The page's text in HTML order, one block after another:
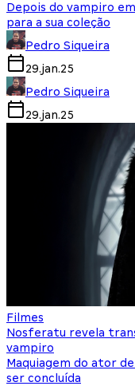
Depois do vampiro
para a sua coleção
Pedro Siqueira
29.jan.25
Pedro Siqueira
29.jan.25
Filmes
Nosferatu revela
vampiro
Maquiagem do ator
ser concluída